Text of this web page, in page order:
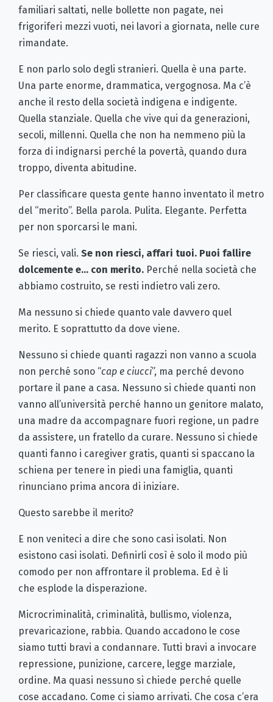
familiari saltati, nelle bollette non pagate, nei
frigoriferi mezzi vuoti, nei lavori a giornata, nelle cure
rimandate.
E non parlo solo degli stranieri. Quella è una parte.
Una parte enorme, drammatica, vergognosa. Ma c’è
anche il resto della società indigena e indigente.
Quella stanziale. Quella che vive qui da generazioni,
secoli, millenni. Quella che non ha nemmeno più la
forza di indignarsi perché la povertà, quando dura
troppo, diventa abitudine.
Per classificare questa gente hanno inventato il metro
del “merito”. Bella parola. Pulita. Elegante. Perfetta
per non sporcarsi le mani.
Se riesci, vali. Se non riesci, affari tuoi. Puoi fallire
dolcemente e... con merito. Perché nella società che
abbiamo costruito, se resti indietro vali zero.
Ma nessuno si chiede quanto vale davvero quel
merito. E soprattutto da dove viene.
Nessuno si chiede quanti ragazzi non vanno a scuola
non perché sono “cap e ciucci”, ma perché devono
portare il pane a casa. Nessuno si chiede quanti non
vanno all’università perché hanno un genitore malato,
una madre da accompagnare fuori regione, un padre
da assistere, un fratello da curare. Nessuno si chiede
quanti fanno i caregiver gratis, quanti si spaccano la
schiena per tenere in piedi una famiglia, quanti
rinunciano prima ancora di iniziare.
Questo sarebbe il merito?
E non veniteci a dire che sono casi isolati. Non
esistono casi isolati. Definirli così è solo il modo più
comodo per non affrontare il problema. Ed è li
che esplode la disperazione.
Microcriminalità, criminalità, bullismo, violenza,
prevaricazione, rabbia. Quando accadono le cose
siamo tutti bravi a condannare. Tutti bravi a invocare
repressione, punizione, carcere, legge marziale,
ordine. Ma quasi nessuno si chiede perché quelle
cose accadano. Come ci siamo arrivati. Che cosa c’era